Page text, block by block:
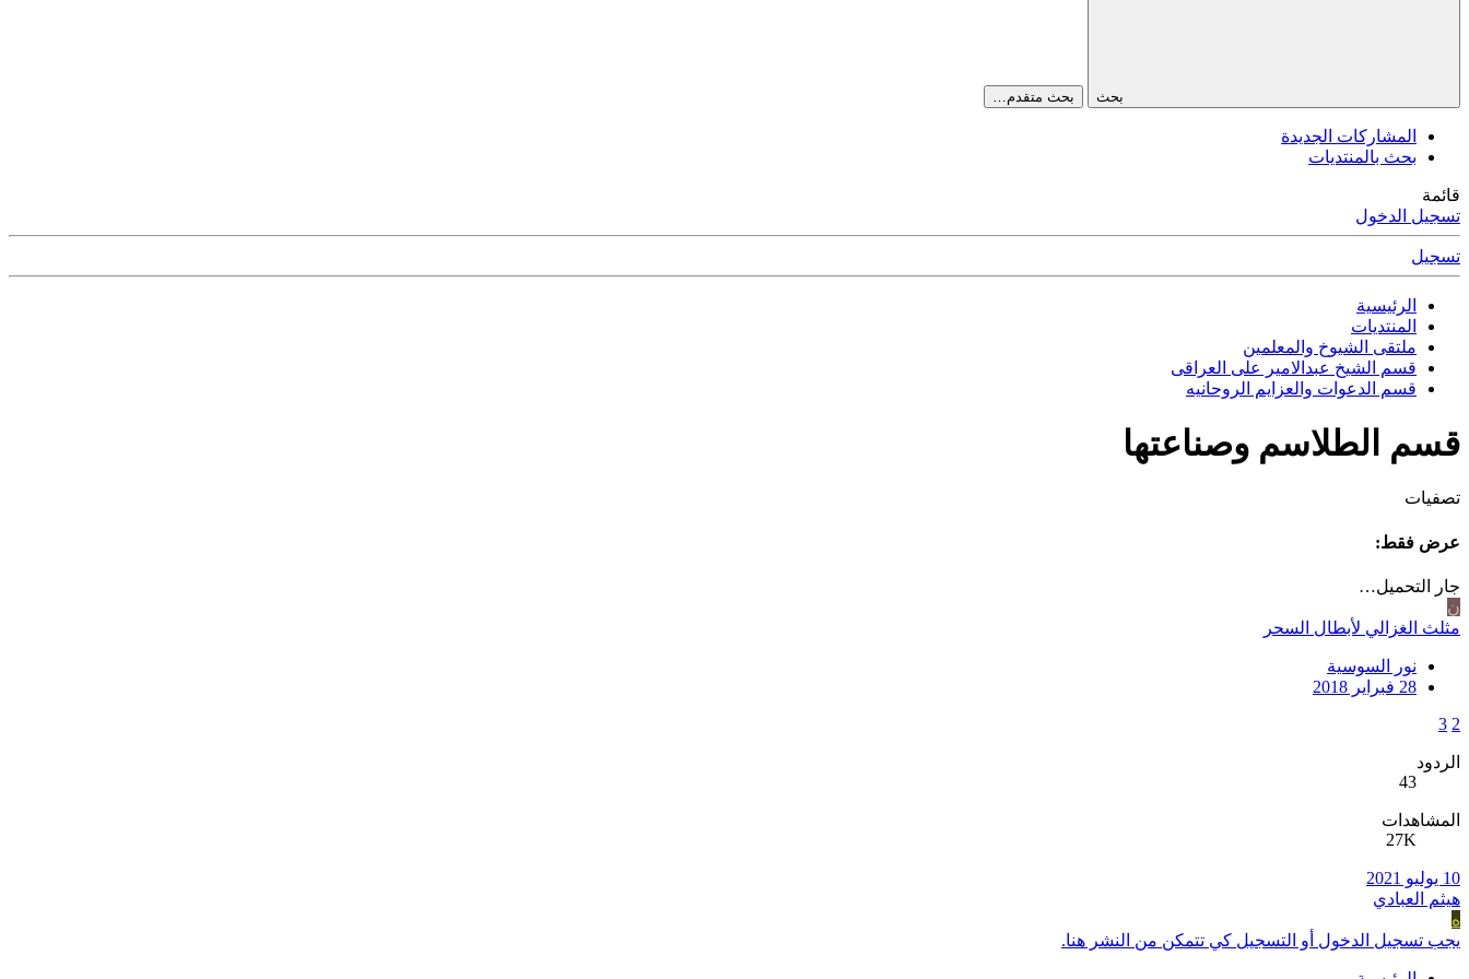
بحث بحث متقدم…
المشاركات الجديدة
بحث بالمنتديات
قائمة
تسجيل الدخول
تسجيل
الرئيسية
المنتديات
ملتقى الشيوخ والمعلمين
قسم الشيخ عبدالامير على العراقى
قسم الدعوات والعزايم الروحانيه
قسم الطلاسم وصناعتها
تصفيات
عرض فقط:
جار التحميل…
ن
مثلث الغزالي لأبطال السحر
نور السوسية
28 فبراير 2018
2
3
الردود
43
المشاهدات
27K
10 يوليو 2021
هيثم العبادي
ه
يجب تسجيل الدخول أو التسجيل كي تتمكن من النشر هنا.